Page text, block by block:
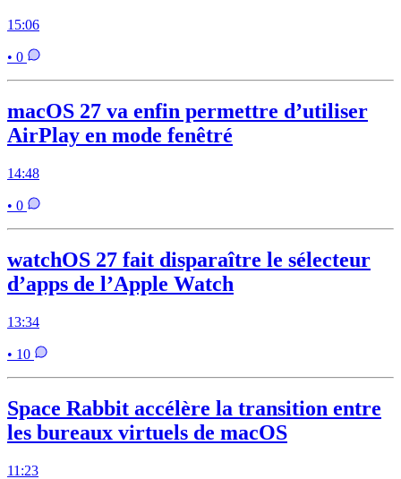
15:06
• 0
macOS 27 va enfin permettre d’utiliser
AirPlay en mode fenêtré
14:48
• 0
watchOS 27 fait disparaître le sélecteur
d’apps de l’Apple Watch
13:34
• 10
Space Rabbit accélère la transition entre
les bureaux virtuels de macOS
11:23